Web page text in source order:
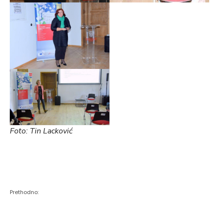
Foto: Tin Lacković
Prethodno: